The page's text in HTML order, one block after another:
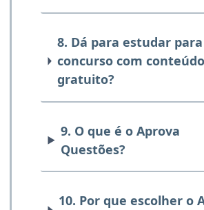
8. Dá para estudar para
concurso com conteúdo
gratuito?
9. O que é o Aprova
Questões?
10. Por que escolher o